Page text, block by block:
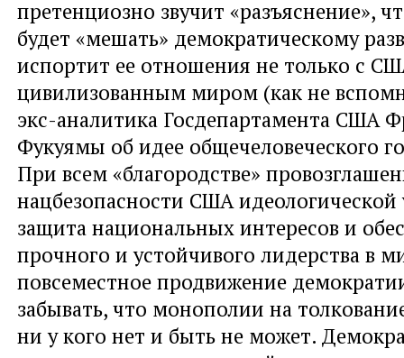
претенциозно звучит «разъяснение»,
будет «мешать» демократическому
испортит ее отношения не только с
цивилизованным миром (как не
экс-аналитика Госдепартамента США
Фукуямы об идее общечеловеческого
При всем «благородстве»
нацбезопасности США
защита национальных интересов и
прочного и устойчивого лидерства в
повсеместное продвижение
забывать, что монополии на
ни у кого нет и быть не может.